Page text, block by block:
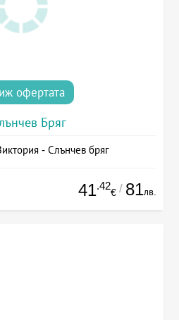
офертата
Бряг
- Слънчев бряг
41.42
€ / 81лв.